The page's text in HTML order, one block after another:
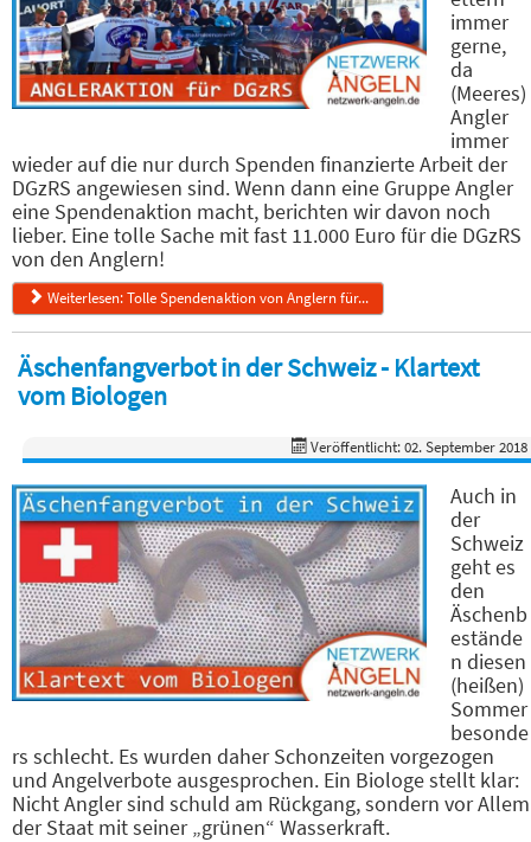
immer
gerne,
da
(Meeres)
Angler
immer
wieder auf die nur durch Spenden finanzierte Arbeit der
DGzRS angewiesen sind. Wenn dann eine Gruppe Angler
eine Spendenaktion macht, berichten wir davon noch
lieber. Eine tolle Sache mit fast 11.000 Euro für die DGzRS
von den Anglern!
Weiterlesen: Tolle Spendenaktion von Anglern für...
Äschenfangverbot in der Schweiz - Klartext
vom Biologen
Veröffentlicht: 02. September 2018
Auch in
der
Schweiz
geht es
den
Äschenb
estände
n diesen
(heißen)
Sommer
besonde
rs schlecht. Es wurden daher Schonzeiten vorgezogen
und Angelverbote ausgesprochen. Ein Biologe stellt klar:
Nicht Angler sind schuld am Rückgang, sondern vor Allem
der Staat mit seiner „grünen“ Wasserkraft.